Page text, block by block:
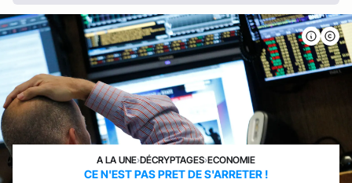
A LA UNE›DÉCRYPTAGES›ECONOMIE
CE N'EST PAS PRET DE S'ARRETER !